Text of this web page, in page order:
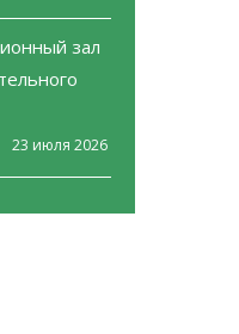
зал
23 июля 2026